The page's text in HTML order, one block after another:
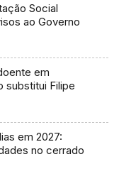
Social
ao Governo
em
substitui Filipe
em 2027:
no cerrado